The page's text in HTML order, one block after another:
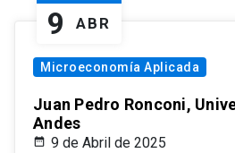
9 ABR
Microeconomía Aplicada
Juan Pedro Ronconi,
Andes
9 de Abril de 2025